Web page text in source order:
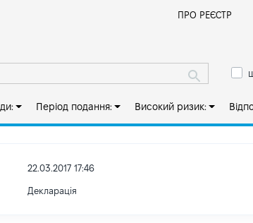
ПРО РЕЄСТР
Період подання: Високий ризик:
22.03.2017 17:46
Декларація